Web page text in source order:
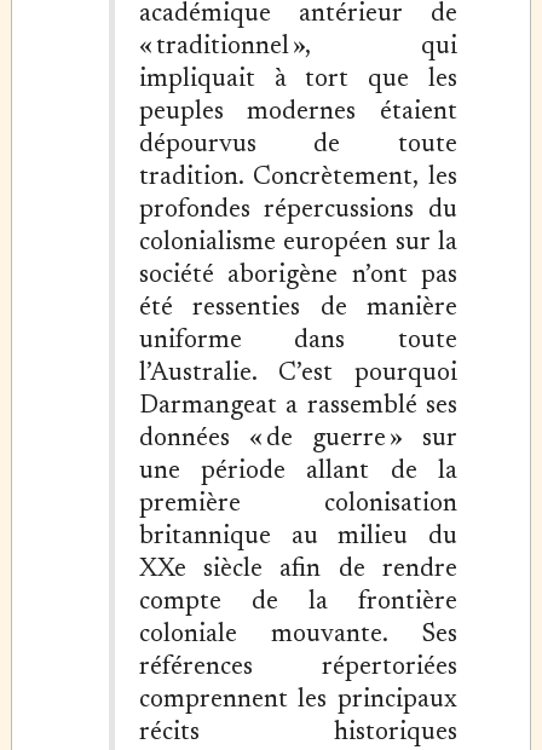
académique antérieur de
« traditionnel », qui
impliquait à tort que les
peuples modernes étaient
dépourvus de toute
tradition. Concrètement, les
profondes répercussions du
colonialisme européen sur la
société aborigène n’ont pas
été ressenties de manière
uniforme dans toute
l’Australie. C’est pourquoi
Darmangeat a rassemblé ses
données « de guerre » sur
une période allant de la
première colonisation
britannique au milieu du
XXe siècle afin de rendre
compte de la frontière
coloniale mouvante. Ses
références répertoriées
comprennent les principaux
récits historiques